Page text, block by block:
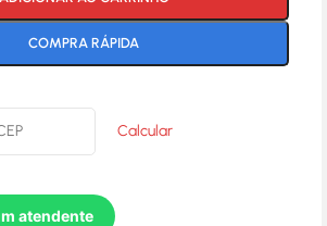
COMPRA RÁPIDA
Calcular
atendente